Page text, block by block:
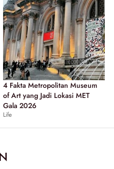
4 Fakta Metropolitan Museum
of Art yang Jadi Lokasi MET
Gala 2026
Life